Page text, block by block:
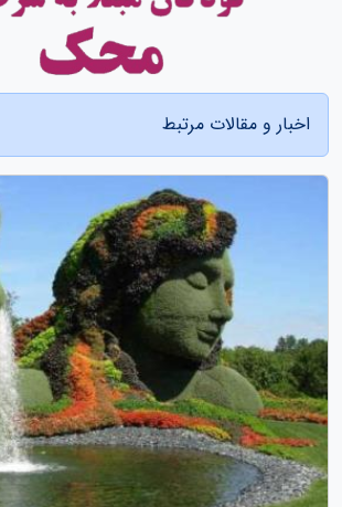
اخبار و مقالات مرتبط